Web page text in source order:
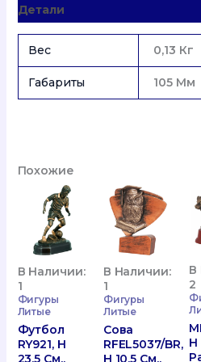
См.,
Шильда
Мм.
Детали
Вес 0,13 Кг
Габариты 105 Мм
Похожие
В Наличии:
1
Фигуры
Литые
Футбол
RY921, H
23,5 См.,
В Наличии:
1
Фигуры
Литые
Сова
RFEL5037/BR,
H 10,5 См.,
В
2
H